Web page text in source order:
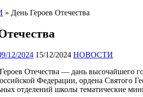
» День Героев Отечества
12/2024 15/12/2024 НОВОСТИ
Отечества — дань высочайшего
Федерации, ордена Святого
отделений школы тематические